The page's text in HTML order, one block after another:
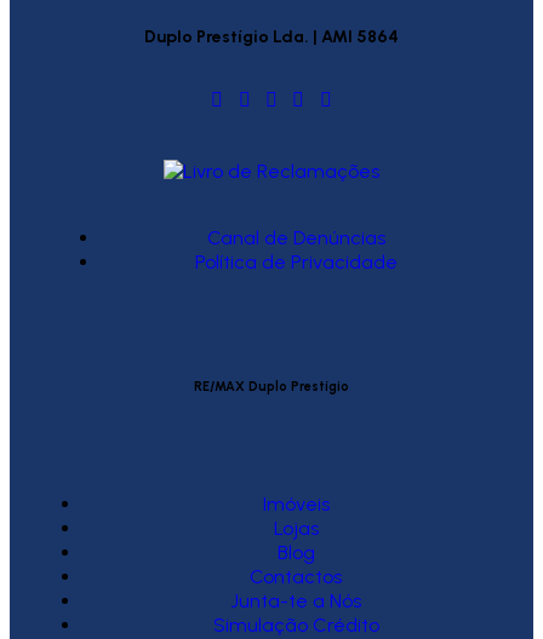
Duplo Prestígio Lda. | AMI 5864
Canal de Denúncias
Política de Privacidade
RE/MAX Duplo Prestígio
Imóveis
Lojas
Blog
Contactos
Junta-te a Nós
Simulação Crédito